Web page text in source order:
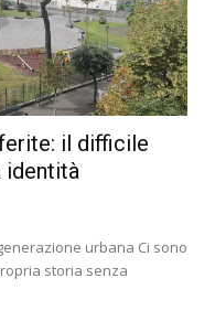
il difficile
identità
urbana Ci sono
storia senza